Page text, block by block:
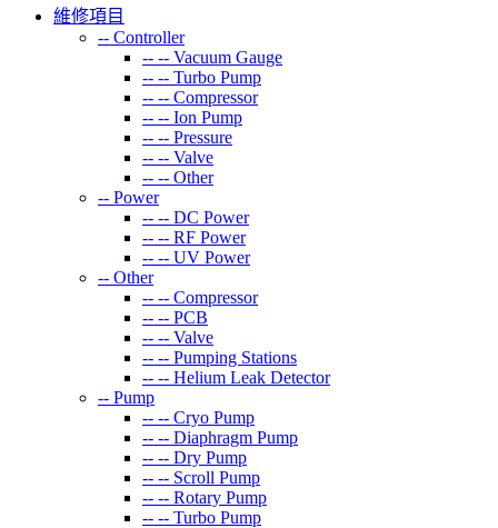
維修項目
-- Controller
-- -- Vacuum Gauge
-- -- Turbo Pump
-- -- Compressor
-- -- Ion Pump
-- -- Pressure
-- -- Valve
-- -- Other
-- Power
-- -- DC Power
-- -- RF Power
-- -- UV Power
-- Other
-- -- Compressor
-- -- PCB
-- -- Valve
-- -- Pumping Stations
-- -- Helium Leak Detector
-- Pump
-- -- Cryo Pump
-- -- Diaphragm Pump
-- -- Dry Pump
-- -- Scroll Pump
-- -- Rotary Pump
-- -- Turbo Pump